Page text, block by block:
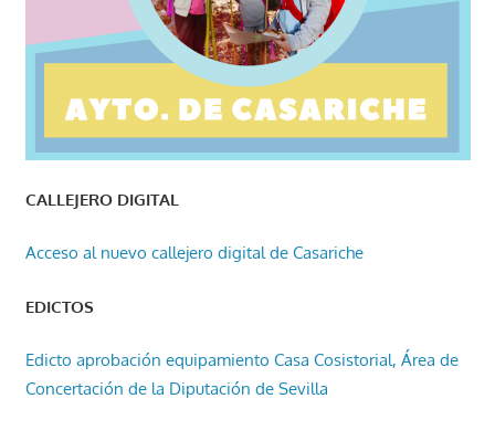
CALLEJERO DIGITAL
Acceso al nuevo callejero digital de Casariche
EDICTOS
Edicto aprobación equipamiento Casa Cosistorial, Área de
Concertación de la Diputación de Sevilla